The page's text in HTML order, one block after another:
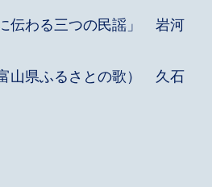
伝わる三つの民謡」 岩河
山県ふるさとの歌） 久石